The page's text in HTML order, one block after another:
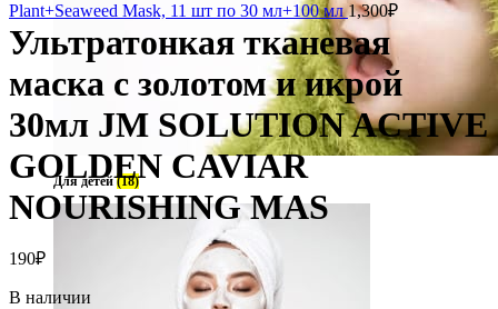
Для детей(18)
Plant+Seaweed Mask, 11 шт по 30 мл+100 мл1,300₽
Ультратонкая тканевая
маска с золотом и икрой
30мл JM SOLUTION ACTIVE
GOLDEN CAVIAR
NOURISHING MAS
190₽
В наличии